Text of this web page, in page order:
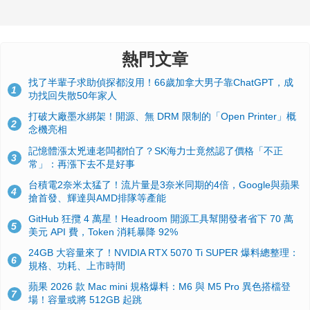
熱門文章
1
找了半輩子求助偵探都沒用！66歲加拿大男子靠ChatGPT，成
功找回失散50年家人
2
打破大廠墨水綁架！開源、無 DRM 限制的「Open Printer」概
念機亮相
3
記憶體漲太兇連老闆都怕了？SK海力士竟然認了價格「不正
常」：再漲下去不是好事
4
台積電2奈米太猛了！流片量是3奈米同期的4倍，Google與蘋果
搶首發、輝達與AMD排隊等產能
5
GitHub 狂攬 4 萬星！Headroom 開源工具幫開發者省下 70 萬
美元 API 費，Token 消耗暴降 92%
6
24GB 大容量來了！NVIDIA RTX 5070 Ti SUPER 爆料總整理：
規格、功耗、上市時間
7
蘋果 2026 款 Mac mini 規格爆料：M6 與 M5 Pro 異色搭檔登
場！容量或將 512GB 起跳